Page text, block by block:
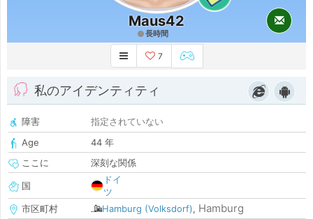
Maus42
長時間
7
私のアイデンティティ
障害
指定されていない
Age
44 年
ここに
深刻な関係
国
ドイ
ツ
市区町村
Hamburg (Volksdorf), Hamburg